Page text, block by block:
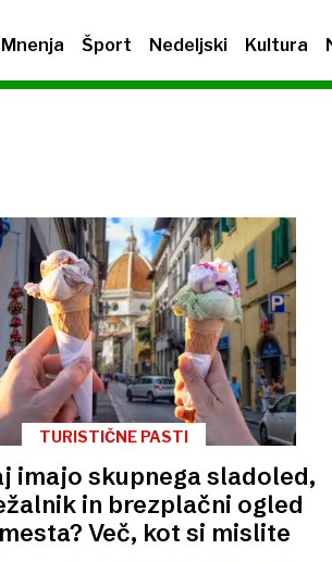
Mnenja Šport Nedeljski Kultura
TURISTIČNE PASTI
imajo skupnega sladoled,
in brezplačni ogled
mesta? Več, kot si mislite